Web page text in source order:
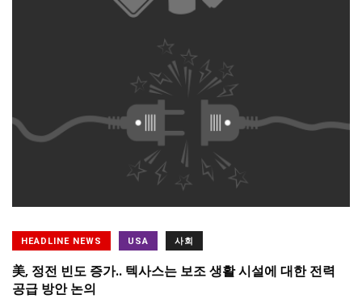
HEADLINE NEWS USA 사회
美, 정전 빈도 증가.. 텍사스는 보조 생활 시설에 대한 전력
공급 방안 논의